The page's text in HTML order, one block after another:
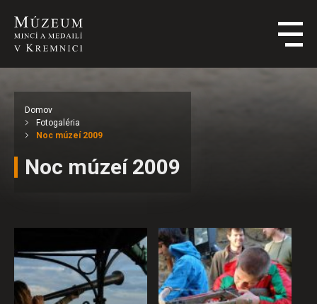
Domov
Fotogaléria
Noc múzeí 2009
Noc múzeí 2009